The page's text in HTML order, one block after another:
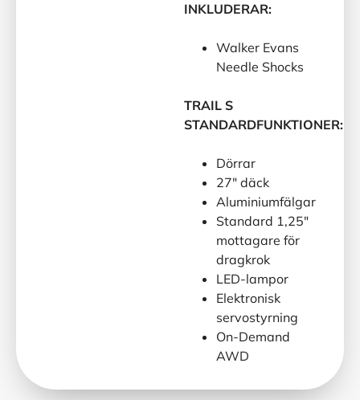
INKLUDERAR:
Walker Evans
Needle Shocks
TRAIL S
STANDARDFUNKTIONER:
Dörrar
27″ däck
Aluminiumfälgar
Standard 1,25″
mottagare för
dragkrok
LED-lampor
Elektronisk
servostyrning
On-Demand
AWD